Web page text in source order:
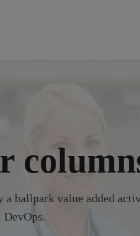
ballpark value added